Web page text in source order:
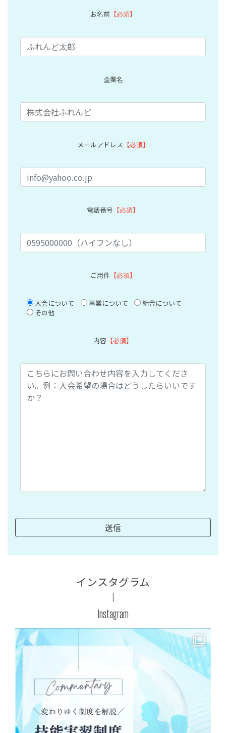
お名前 【必須】
企業名
メールアドレス 【必須】
電話番号 【必須】
ご用件【必須】
入会について 事業について
組合について
その他
内容 【必須】
インスタグラム
Instagram